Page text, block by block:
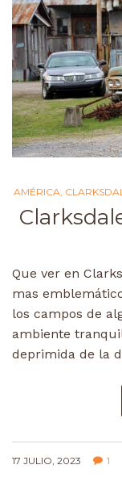
AMÉRICA
Que ver en
mas
los campos de
ambiente
deprimida de la
17 JULIO, 2023 1